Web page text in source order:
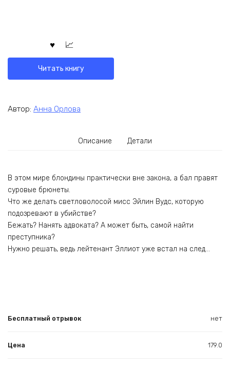
Читать книгу
Автор: Анна Орлова
Описание Детали
В этом мире блондины практически вне закона, а бал правят
суровые брюнеты.
Что же делать светловолосой мисс Эйлин Вудс, которую
подозревают в убийстве?
Бежать? Нанять адвоката? А может быть, самой найти
преступника?
Нужно решать, ведь лейтенант Эллиот уже встал на след…
Бесплатный отрывок нет
Цена 179.0